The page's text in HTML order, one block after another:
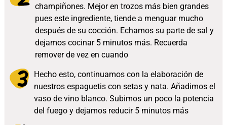
champiñones. Mejor en trozos más bien grandes
pues este ingrediente, tiende a menguar mucho
después de su cocción. Echamos su parte de sal y
dejamos cocinar 5 minutos más. Recuerda
remover de vez en cuando
Hecho esto, continuamos con la elaboración de
nuestros espaguetis con setas y nata. Añadimos el
vaso de vino blanco. Subimos un poco la potencia
del fuego y dejamos reducir 5 minutos más